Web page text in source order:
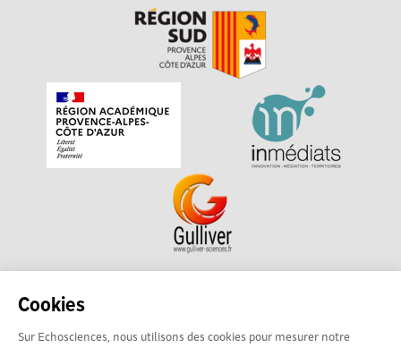
Cookies
Sur Echosciences, nous utilisons des cookies pour mesurer notre
Echosciences Sud Provence-Alpes-Côte d'Azur est à
académique pour la Recherche et l'Innovation Provence-